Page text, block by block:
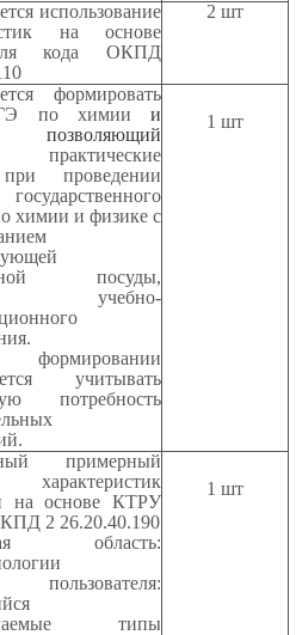
использование
на основе
кода ОКПД
2 шт
формировать
по химии и
позволяющий
практические
проведении
химии и физике с
посуды,
учебно-
учитывать
потребность
1 шт
примерный
характеристик
на основе КТРУ
2 26.20.40.190
область:
типы
1 шт